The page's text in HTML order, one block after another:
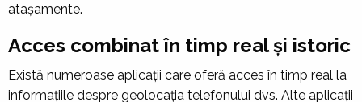
atașamente.
Acces combinat în timp real și istoric
Există numeroase aplicații care oferă acces în timp real la
informațiile despre geolocația telefonului dvs. Alte aplicații